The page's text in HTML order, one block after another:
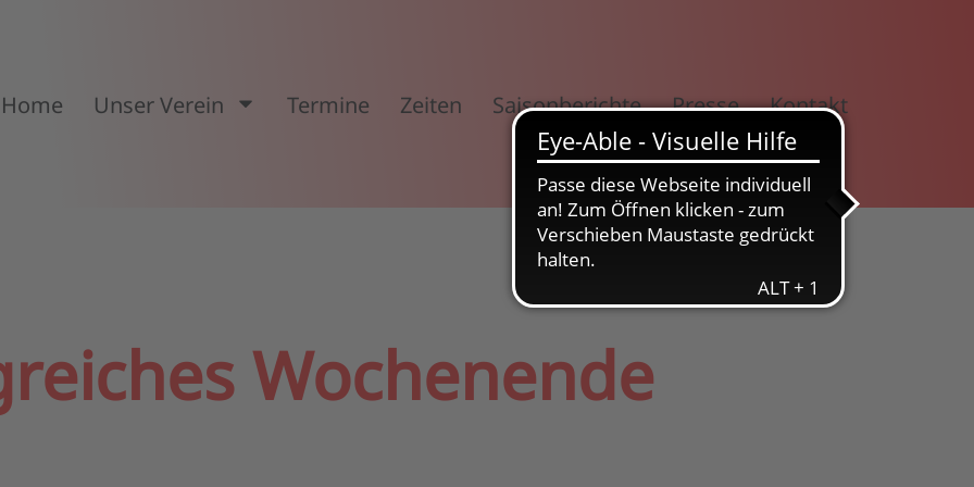
Home Unser Verein Termine Zeiten Saisonberichte Presse Kontakt
Wochenende